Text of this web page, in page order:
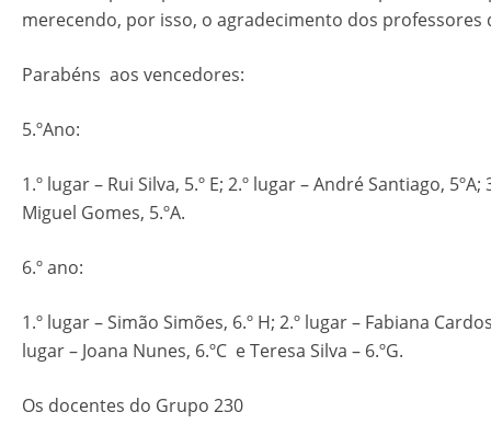
merecendo, por isso, o agradecimento dos professores
Parabéns aos vencedores:
5.ºAno:
1.º lugar – Rui Silva, 5.º E; 2.º lugar – André Santiago, 5ºA;
Miguel Gomes, 5.ºA.
6.º ano:
1.º lugar – Simão Simões, 6.º H; 2.º lugar – Fabiana
lugar – Joana Nunes, 6.ºC e Teresa Silva – 6.ºG.
Os docentes do Grupo 230